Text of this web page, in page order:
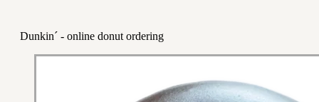
Dunkin´ - online donut ordering